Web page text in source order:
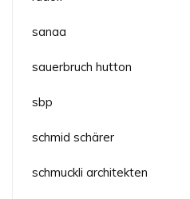
sanaa
sauerbruch hutton
sbp
schmid schärer
schmuckli architekten